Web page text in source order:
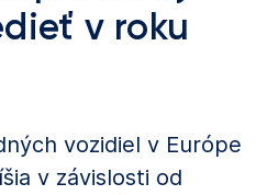
v roku
vozidiel v Európe
v závislosti od